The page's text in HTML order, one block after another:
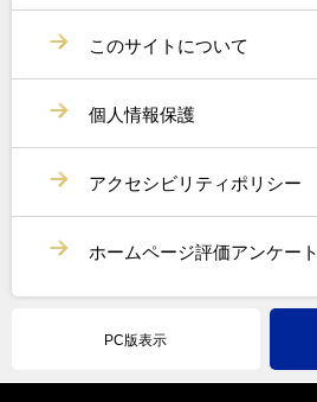
このサイトについて
個人情報保護
アクセシビリティポリシー
ホームページ評価アンケート
PC版表示